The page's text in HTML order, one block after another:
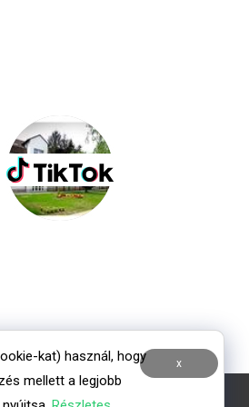
x
kat) használ, hogy
mellett a legjobb